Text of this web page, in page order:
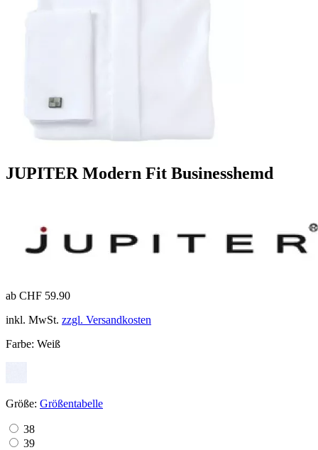
JUPITER Modern Fit Businesshemd
ab CHF 59.90
inkl. MwSt. zzgl. Versandkosten
Farbe: Weiß
Größe: Größentabelle
38
39